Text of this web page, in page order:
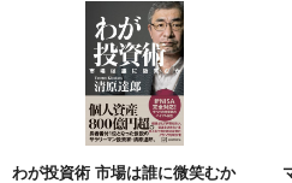
わが投資術 市場は誰に微笑むか